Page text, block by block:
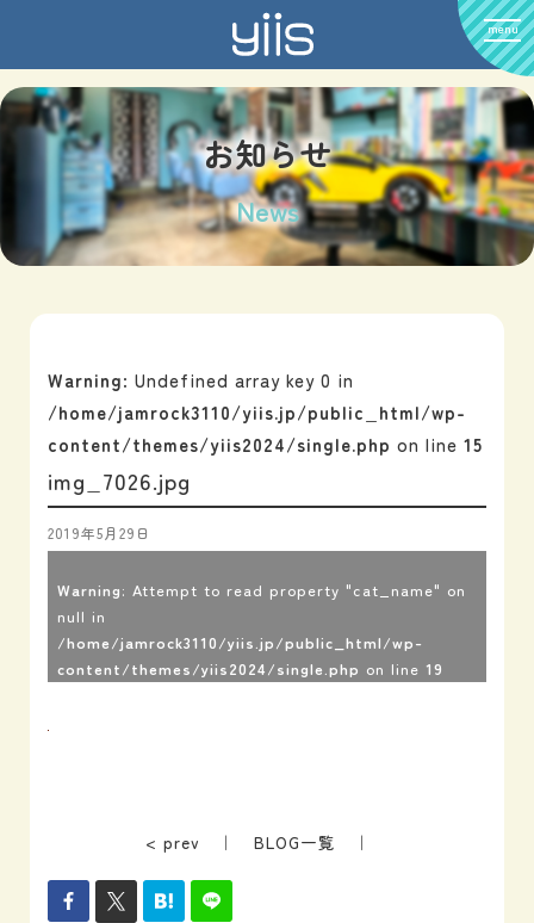
お知らせ
News
Warning: Undefined array key 0 in
/home/jamrock3110/yiis.jp/public_html/wp-
content/themes/yiis2024/single.php on line 15
img_7026.jpg
2019年5月29日
Warning: Attempt to read property "cat_name" on
null in
/home/jamrock3110/yiis.jp/public_html/wp-
content/themes/yiis2024/single.php on line 19
< prev ｜ BLOG一覧 ｜
menu